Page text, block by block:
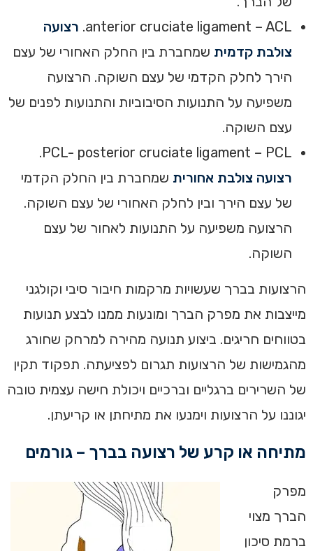
anterior cruciate ligament – ACL. רצועה
צולבת קדמית שמחברת בין החלק האחורי של עצם
הירך לחלק הקדמי של עצם השוקה. הרצועה
משפיעה על התנועות הסיבוביות והתנועות לפנים של
עצם השוקה.
PCL- posterior cruciate ligament – PCL.
רצועה צולבת אחורית שמחברת בין החלק הקדמי
של עצם הירך ובין לחלק האחורי של עצם השוקה.
הרצועה משפיעה על התנועות לאחור של עצם
השוקה.
הרצועות בברך שעשויות מרקמות חיבור סיבי וקולגני
מייצבות את מפרק הברך ומונעות ממנו לבצע תנועות
בטווחים חריגים. ביצוע תנועה מהירה למרחק שחורג
מהגמישות של הרצועות תגרום לפציעתה. תפקוד תקין
של השרירים ברגליים וברכיים ויכולת חישה עצמית טובה
יגוננו על הרצועות וימנעו את מתיחתן או קריעתן.
מתיחה או קרע של רצועה בברך – גורמים
מפרק
הברך מצוי
ברמת סיכון